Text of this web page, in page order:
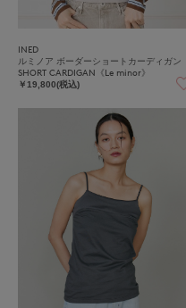
INED
ルミノア ボーダーショートカーディガン
SHORT CARDIGAN《Le minor》
￥19,800(税込)